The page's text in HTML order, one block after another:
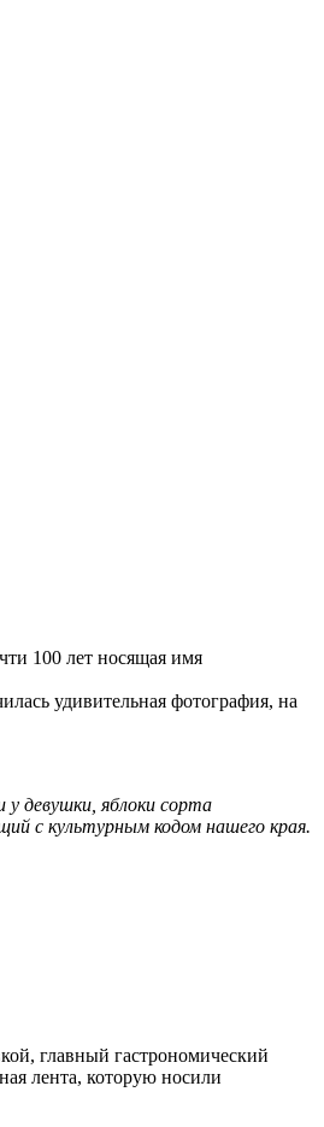
100 лет носящая имя
удивительная фотография, на
у девушки, яблоки сорта
с культурным кодом нашего края.
главный гастрономический
лента, которую носили